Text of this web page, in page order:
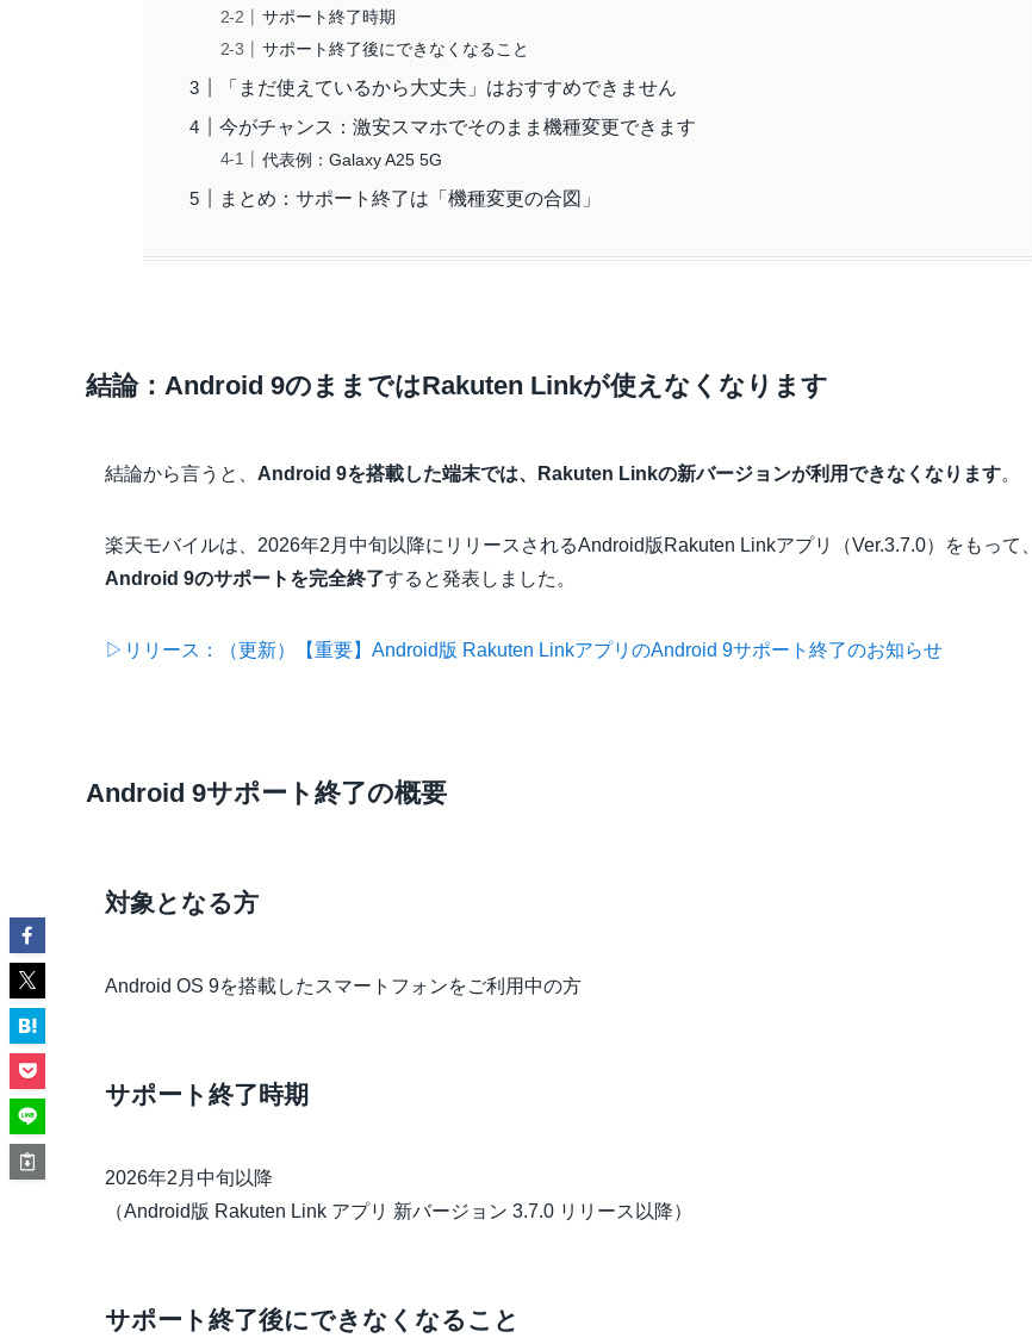
サポート終了時期
サポート終了後にできなくなること
「まだ使えているから大丈夫」はおすすめできません
今がチャンス：激安スマホでそのまま機種変更できます
代表例：Galaxy A25 5G
まとめ：サポート終了は「機種変更の合図」
結論：Android 9のままではRakuten Linkが使えなくなります
結論から言うと、 Android 9を搭載した端末では、Rakuten Linkの新バージョンが利用できなくなります。
楽天モバイルは、2026年2月中旬以降にリリースされるAndroid版Rakuten Linkアプリ（Ver.3.7.0）をもって、
Android 9のサポートを完全終了すると発表しました。
▷リリース：（更新）【重要】Android版 Rakuten LinkアプリのAndroid 9サポート終了のお知らせ
Android 9サポート終了の概要
対象となる方
Android OS 9を搭載したスマートフォンをご利用中の方
サポート終了時期
2026年2月中旬以降
（Android版 Rakuten Link アプリ 新バージョン 3.7.0 リリース以降）
サポート終了後にできなくなること